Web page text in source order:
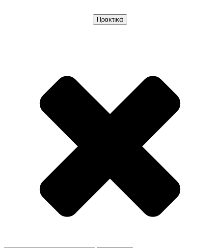
Πρακτικά